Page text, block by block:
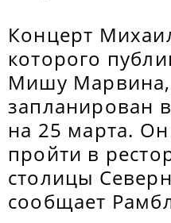
Концерт
которого
Мишу
запланирован
на 25 марта.
пройти в
столицы
сообщает